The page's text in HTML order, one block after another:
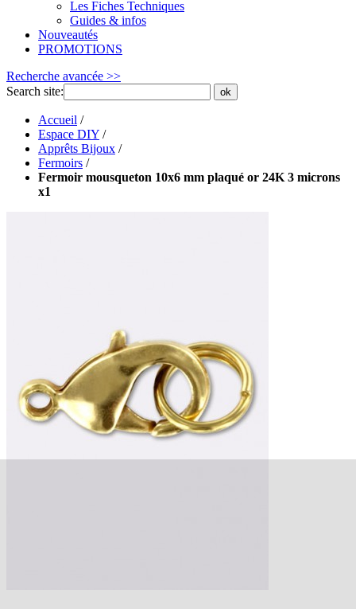
Les Fiches Techniques
Guides & infos
Nouveautés
PROMOTIONS
Recherche avancée >>
Search site:
ok
Accueil /
Espace DIY /
Apprêts Bijoux /
Fermoirs /
Fermoir mousqueton 10x6 mm plaqué or 24K 3 microns
x1